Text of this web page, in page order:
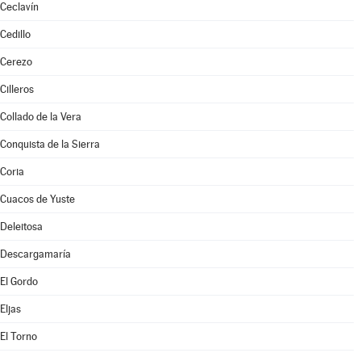
Ceclavín
Cedillo
Cerezo
Cilleros
Collado de la Vera
Conquista de la Sierra
Coria
Cuacos de Yuste
Deleitosa
Descargamaría
El Gordo
Eljas
El Torno